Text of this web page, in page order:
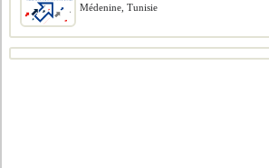
Médenine, Tunisie